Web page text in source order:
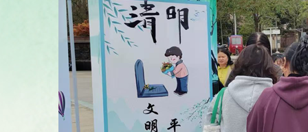
作则、率先垂范，积极响应殡
殡葬法规政策，践行文明殡葬
众的教育引导，及时劝阻不良
的倡导者、践行者和宣传者。
白理事会等基层组织作用，将
约、居民公约，引导大家自觉遵
移风易俗、文明殡葬，功